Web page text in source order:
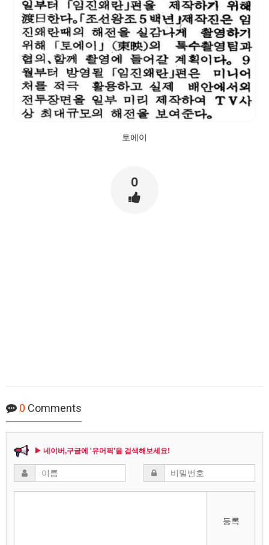
토에이
0
0 Comments
▶ 네이버,구글에 '유머픽'을 검색해보세요!
등록